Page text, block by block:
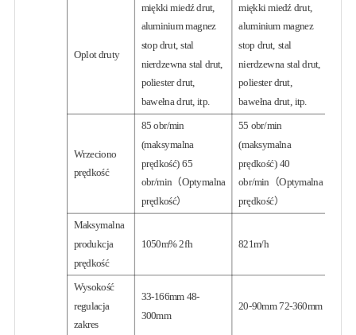
Oplot druty
miękki miedź drut,
aluminium magnez
stop drut, stal
nierdzewna stal drut,
poliester drut,
bawełna drut, itp.
miękki miedź drut,
aluminium magnez
stop drut, stal
nierdzewna stal drut,
poliester drut,
bawełna drut, itp.
Wrzeciono
prędkość
85 obr/min
(maksymalna
prędkość) 65
obr/min（Optymalna
prędkość）
55 obr/min
(maksymalna
prędkość) 40
obr/min（Optymalna
prędkość）
Maksymalna
produkcja
prędkość
1050m% 2fh 821m/h
Wysokość
regulacja
zakres
33-166mm 48-
300mm
20-90mm 72-360mm